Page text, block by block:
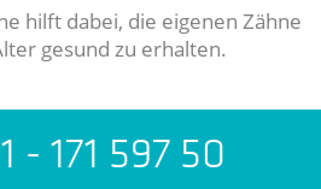
hilft dabei, die eigenen Zähne
gesund zu erhalten.
- 171 597 50